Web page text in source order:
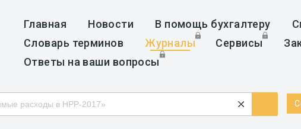
Главная Новости В помощь бухгалтеру
Словарь терминов
Журналы Сервисы
Ответы на ваши вопросы